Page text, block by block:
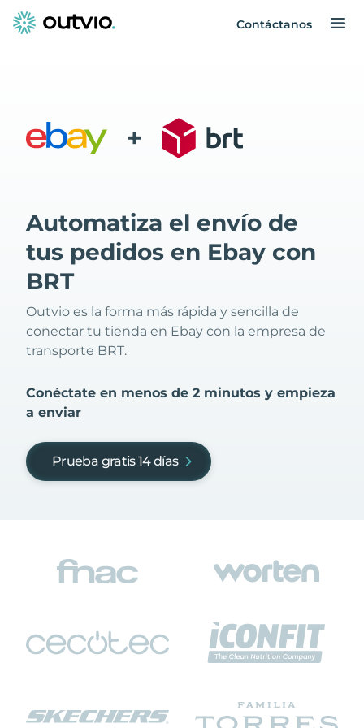
Contáctanos
+
Automatiza el envío de
tus pedidos en Ebay con
BRT
Outvio es la forma más rápida y sencilla de
conectar tu tienda en Ebay con la empresa de
transporte BRT.
Conéctate en menos de 2 minutos y empieza
a enviar
Prueba gratis 14 días